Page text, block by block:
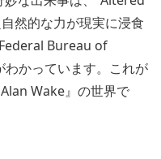
然的な力が現実に浸食
Bureau of
かっています。これが
Wake』の世界で